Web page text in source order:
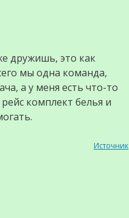
дружишь, это как
мы одна команда,
а у меня есть что-то
комплект белья и
Источник